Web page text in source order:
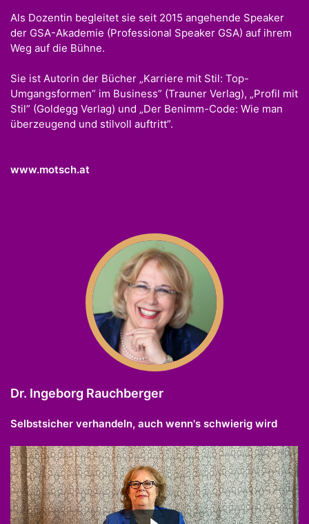
Als Dozentin begleitet sie seit 2015 angehende Speaker
der GSA-Akademie (Professional Speaker GSA) auf ihrem
Weg auf die Bühne.
Sie ist Autorin der Bücher „Karriere mit Stil: Top-
Umgangsformen” im Business” (Trauner Verlag), „Profil mit
Stil” (Goldegg Verlag) und „Der Benimm-Code: Wie man
überzeugend und stilvoll auftritt”.
www.motsch.at
Dr. Ingeborg Rauchberger
Selbstsicher verhandeln, auch wenn's schwierig wird